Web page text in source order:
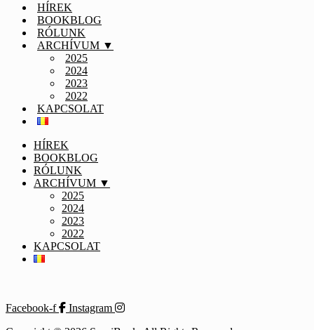
HÍREK
BOOKBLOG
RÓLUNK
ARCHÍVUM ▼
2025
2024
2023
2022
KAPCSOLAT
HÍREK
BOOKBLOG
RÓLUNK
ARCHÍVUM ▼
2025
2024
2023
2022
KAPCSOLAT
Facebook-f
Instagram